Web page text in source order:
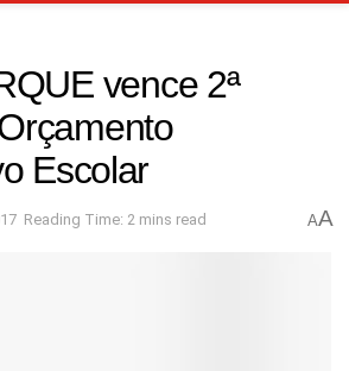
vence 2ª
Escolar
Reading Time: 2 mins read AA